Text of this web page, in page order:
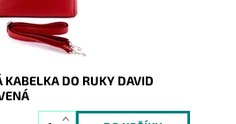
DO RUKY DAVID